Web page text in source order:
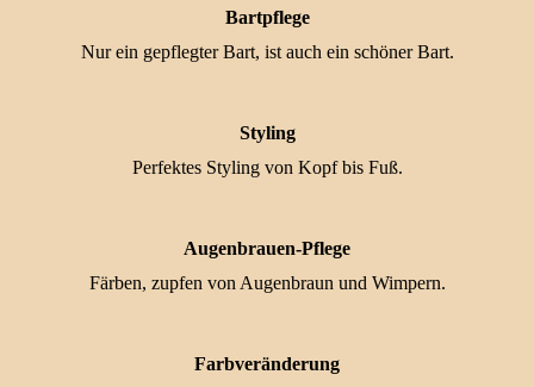
Bartpflege
Nur ein gepflegter Bart, ist auch ein schöner Bart.
Styling
Perfektes Styling von Kopf bis Fuß.
Augenbrauen-Pflege
Färben, zupfen von Augenbraun und Wimpern.
Farbveränderung